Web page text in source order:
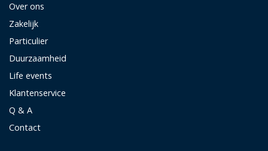
Over ons
Zakelijk
Particulier
Duurzaamheid
Life events
Klantenservice
Q & A
Contact